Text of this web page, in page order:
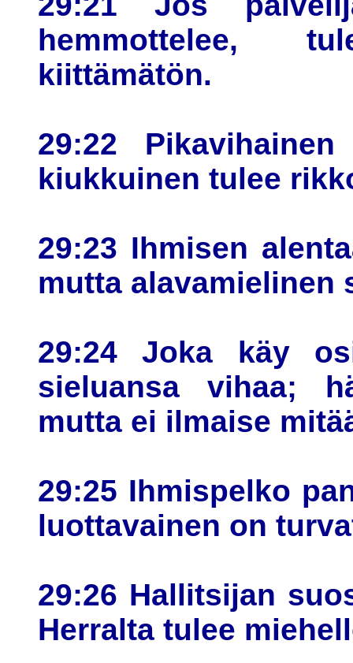
hemmottelee,
kiittämätön.
29:22
kiukkuinen tulee
29:23 Ihmisen
mutta alavamielinen
29:24 Joka käy
sieluansa vihaa;
mutta ei ilmaise
29:25 Ihmispelko
luottavainen on
29:26 Hallitsijan
Herralta tulee